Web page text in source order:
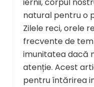
iernii, corpul
natural pentru o
Zilele reci, orele
frecvente de
imunitatea dacă
atenție. Acest
pentru întărirea